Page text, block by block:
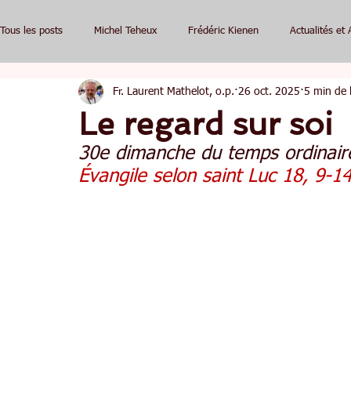
Tous les posts Michel Teheux Frédéric Kienen Actualités et
Le regard sur soi
Fr. Laurent Mathelot, o.p. 26 oct. 2025 5 min de
30e dimanche du temps
Évangile selon saint Luc 18, 9-14